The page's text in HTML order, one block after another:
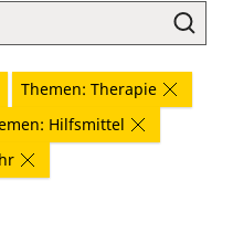
Themen: Therapie
Hilfsmittel